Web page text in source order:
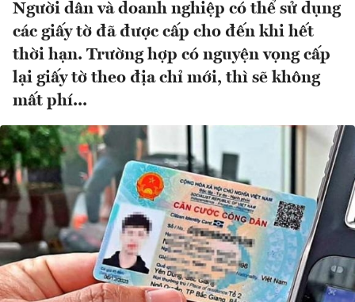
Người dân và doanh nghiệp có thể sử dụng
các giấy tờ đã được cấp cho đến khi hết
thời hạn. Trường hợp có nguyện vọng cấp
lại giấy tờ theo địa chỉ mới, thì sẽ không
mất phí...